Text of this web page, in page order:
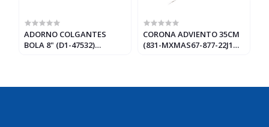
ADORNO COLGANTES
BOLA 8" (D1-47532)
CORONA ADVIENTO 35CM
(831-MXMAS67-877-22J1